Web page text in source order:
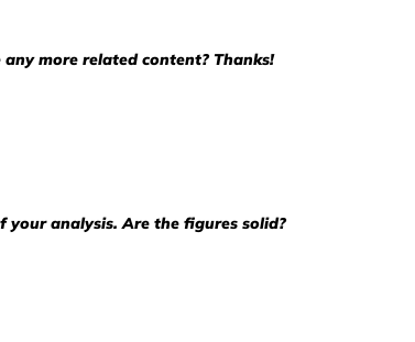
more related content? Thanks!
analysis. Are the figures solid?